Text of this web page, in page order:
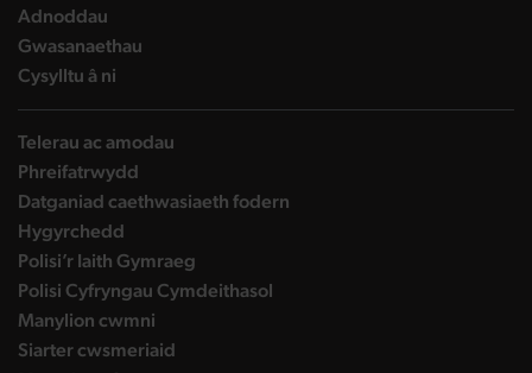
Adnoddau
Gwasanaethau
Cysylltu â ni
Telerau ac amodau
Phreifatrwydd
Datganiad caethwasiaeth fodern
Hygyrchedd
Polisi’r Iaith Gymraeg
Polisi Cyfryngau Cymdeithasol
Manylion cwmni
Siarter cwsmeriaid